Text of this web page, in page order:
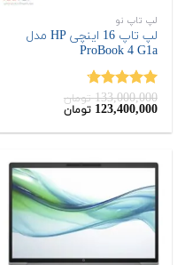
لپ تاپ نو
لپ تاپ 16 اینچی HP مدل
ProBook 4 G1a
نمره4.67
از 5
133,000,000 تومان
قیمت
اصلی:
133,000,000
123,400,000 تومانقیمت
123,400,000